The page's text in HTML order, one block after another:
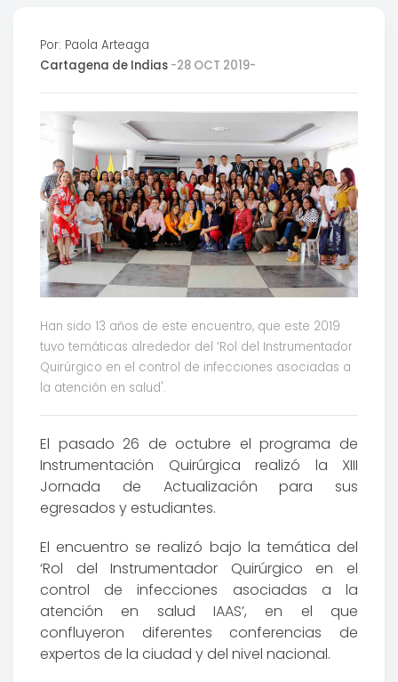
Por: Paola Arteaga
Cartagena de Indias -28 OCT 2019-
Han sido 13 años de este encuentro, que este 2019
tuvo temáticas alrededor del ‘Rol del Instrumentador
Quirúrgico en el control de infecciones asociadas a
la atención en salud'.
El pasado 26 de octubre el programa de
Instrumentación Quirúrgica realizó la XIII
Jornada de Actualización para sus
egresados y estudiantes.
El encuentro se realizó bajo la temática del
‘Rol del Instrumentador Quirúrgico en el
control de infecciones asociadas a la
atención en salud IAAS’, en el que
confluyeron diferentes conferencias de
expertos de la ciudad y del nivel nacional.